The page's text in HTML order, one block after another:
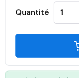
Quantité